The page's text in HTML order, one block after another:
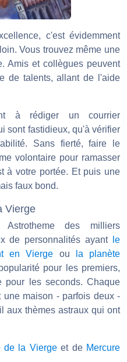
c'est évidemment
Vous trouvez même une
Amis et collègues peuvent
de talents, allant de l'aide
à rédiger un courrier
sont fastidieux, qu'à vérifier
Sans fierté, faire le
volontaire pour ramasser
à votre portée. Et puis une
faux bond.
Vierge
des milliers
de personnalités ayant
le
en Vierge ou
la planète
pour les premiers,
pour les seconds. Chaque
une maison - parfois deux -
aux thèmes astraux qui ont
de la Viergeet de Mercure